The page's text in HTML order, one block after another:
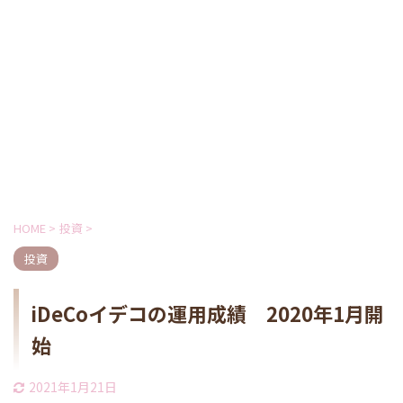
HOME > 投資 >
投資
iDeCoイデコの運用成績 2020年1月開
始
2021年1月21日